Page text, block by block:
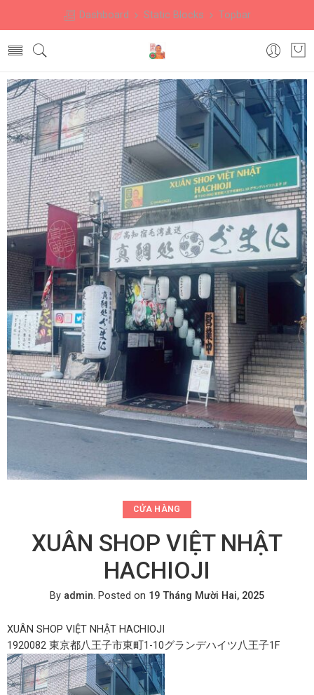
Dashboard Static Blocks Topbar
CỬA HÀNG
XUÂN SHOP VIỆT NHẬT
HACHIOJI
By admin. Posted on 19 Tháng Mười Hai, 2025
XUÂN SHOP VIỆT NHẬT HACHIOJI
1920082 東京都八王子市東町1-10グランデハイツ八王子1F